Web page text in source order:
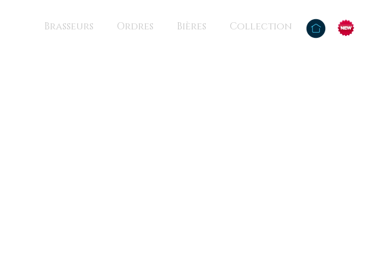
Brasseurs Ordres Bières Collection